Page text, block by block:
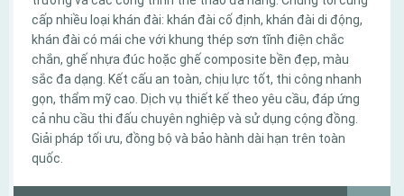
cấp nhiều loại khán đài: khán đài cố định, khán đài di động,
khán đài có mái che với khung thép sơn tĩnh điện chắc
chắn, ghế nhựa đúc hoặc ghế composite bền đẹp, màu
sắc đa dạng. Kết cấu an toàn, chịu lực tốt, thi công nhanh
gọn, thẩm mỹ cao. Dịch vụ thiết kế theo yêu cầu, đáp ứng
cả nhu cầu thi đấu chuyên nghiệp và sử dụng cộng đồng.
Giải pháp tối ưu, đồng bộ và bảo hành dài hạn trên toàn
quốc.